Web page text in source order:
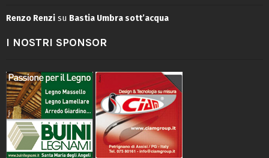
Renzo Renzi su Bastia Umbra sott’acqua
I NOSTRI SPONSOR